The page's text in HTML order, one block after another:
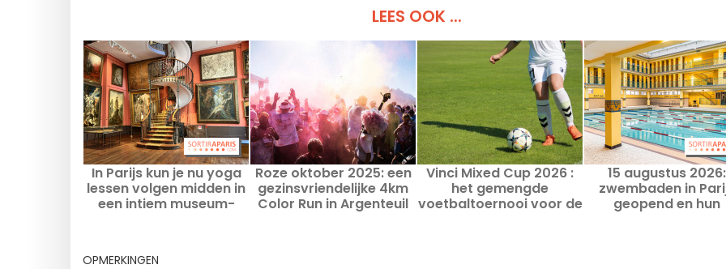
LEES OOK ...
In Parijs kun je nu yoga
lessen volgen midden in
een intiem museum-
Roze oktober 2025: een
gezinsvriendelijke 4km
Color Run in Argenteuil
Vinci Mixed Cup 2026 :
het gemengde
voetbaltoernooi voor de
15 augustus 2026:
zwembaden in
geopend en hun
OPMERKINGEN